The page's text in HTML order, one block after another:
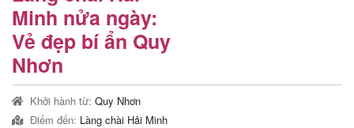
nước
Combo
Quy
Minh nửa ngày:
Vẻ đẹp bí ẩn Quy
Nhơn
Khởi hành từ: Quy Nhơn
Điểm đến: Làng chài Hải Minh